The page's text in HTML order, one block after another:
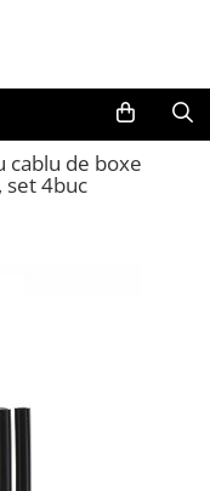
cablu de boxe
set 4buc